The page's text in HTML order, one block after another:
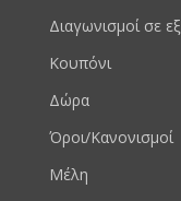
Διαγωνισμοί σε
Κουπόνι
Δώρα
Όροι/Κανονισμοί
Μέλη